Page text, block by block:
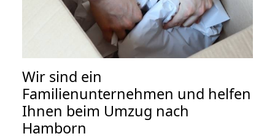
Wir sind ein
Familienunternehmen und helfen
Ihnen beim Umzug nach
Hamborn